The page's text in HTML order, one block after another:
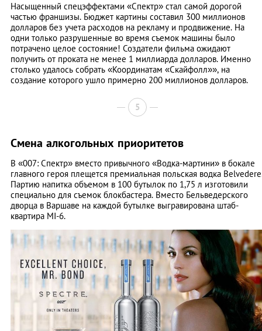
Насыщенный спецэффектами «Спектр» стал самой дорогой
частью франшизы. Бюджет картины составил 300 миллионов
долларов без учета расходов на рекламу и продвижение. На
одни только разрушенные во время съемок машины было
потрачено целое состояние! Создатели фильма ожидают
получить от проката не менее 1 миллиарда долларов. Именно
столько удалось собрать «Координатам «Скайфолл»», на
создание которого ушло примерно 200 миллионов долларов.
5
Смена алкогольных приоритетов
В «007: Спектр» вместо привычного «Водка-мартини» в бокале
главного героя плещется премиальная польская водка
Партию напитка объемом в 100 бутылок по 1,75 л изготовили
специально для съемок блокбастера. Вместо Бельведерского
дворца в Варшаве на каждой бутылке выгравирована штаб-
квартира MI-6.